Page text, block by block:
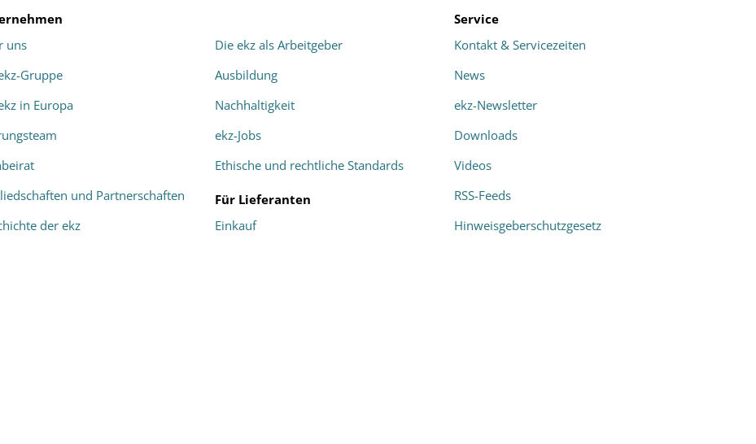
uns
Gruppe
in Europa
und Partnerschaften
der ekz
Die ekz als Arbeitgeber
Ausbildung
Nachhaltigkeit
ekz-Jobs
Ethische und rechtliche Standards
Für Lieferanten
Einkauf
Service
Kontakt & Servicezeiten
News
ekz-Newsletter
Downloads
Videos
RSS-Feeds
Hinweisgeberschutzgesetz